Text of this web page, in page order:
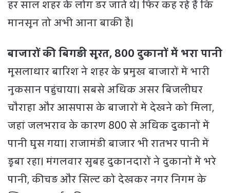
हर साल शहर के लोग डर जाते थे। फिर कह रहे हैं कि
मानसून तो अभी आना बाकी है।
बाजारों की बिगड़ी सूरत, 800 दुकानों में भरा पानी
मूसलाधार बारिश ने शहर के प्रमुख बाजारों में भारी
नुकसान पहुंचाया। सबसे अधिक असर बिजलीघर
चौराहा और आसपास के बाजारों में देखने को मिला,
जहां जलभराव के कारण 800 से अधिक दुकानों में
पानी घुस गया। राजामंडी बाजार भी रातभर पानी में
डूबा रहा। मंगलवार सुबह दुकानदारों ने दुकानों में भरे
पानी, कीचड़ और सिल्ट को देखकर नगर निगम के